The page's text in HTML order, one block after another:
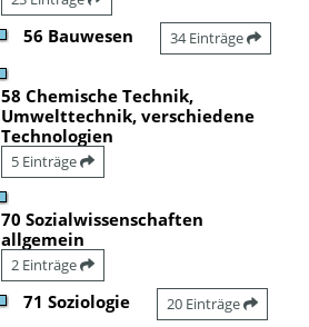
56 Bauwesen 34 Einträge
58 Chemische Technik,
Umwelttechnik, verschiedene
Technologien
5 Einträge
70 Sozialwissenschaften
allgemein
2 Einträge
71 Soziologie 20 Einträge